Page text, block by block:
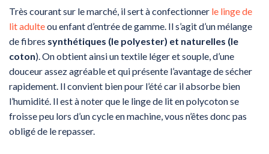
Très courant sur le marché, il sert à confectionner le linge de
lit adulteou enfant d’entrée de gamme. Il s’agit d’un mélange
de fibres synthétiques (le polyester) et naturelles (le
coton). On obtient ainsi un textile léger et souple, d’une
douceur assez agréable et qui présente l’avantage de sécher
rapidement. Il convient bien pour l’été car il absorbe bien
l’humidité. Il est à noter que le linge de lit en polycoton se
froisse peu lors d’un cycle en machine, vous n’êtes donc pas
obligé de le repasser.